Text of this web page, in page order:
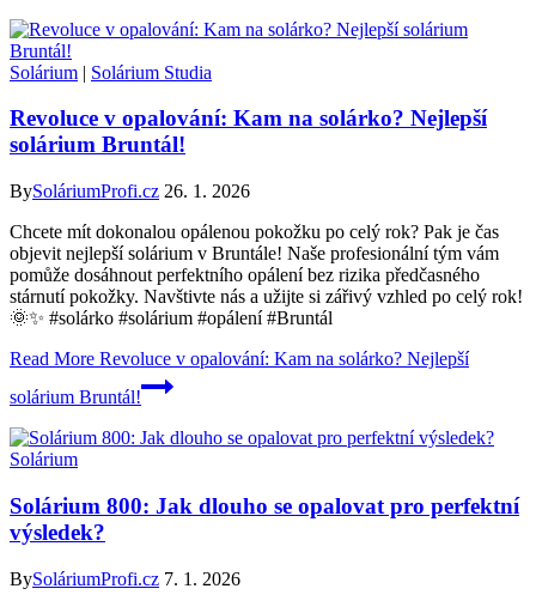
Solárium | Solárium Studia
Revoluce v opalování: Kam na solárko? Nejlepší
solárium Bruntál!
BySoláriumProfi.cz 26. 1. 2026
Chcete mít dokonalou opálenou pokožku po celý rok? Pak je čas
objevit nejlepší solárium v Bruntále! Naše profesionální tým vám
pomůže dosáhnout perfektního opálení bez rizika předčasného
stárnutí pokožky. Navštivte nás a užijte si zářivý vzhled po celý rok!
🌞✨ #solárko #solárium #opálení #Bruntál
Read More Revoluce v opalování: Kam na solárko? Nejlepší
solárium Bruntál!
Solárium
Solárium 800: Jak dlouho se opalovat pro perfektní
výsledek?
BySoláriumProfi.cz 7. 1. 2026